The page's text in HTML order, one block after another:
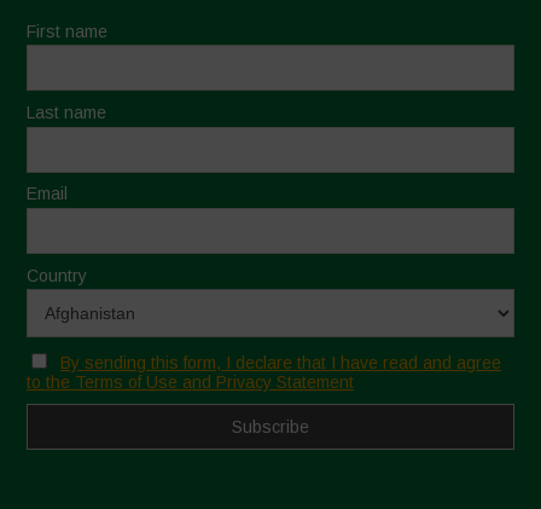
First name
Last name
Email
Country
By sending this form, I declare that I have read and agree
to the Terms of Use and Privacy Statement